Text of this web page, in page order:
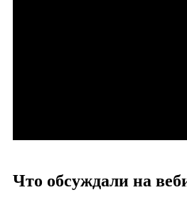
Что обсуждали на